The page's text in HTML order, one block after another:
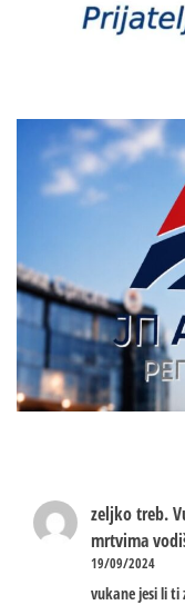
zeljko treb.
mrtvima
19/09/2024
vukane jesi li ti